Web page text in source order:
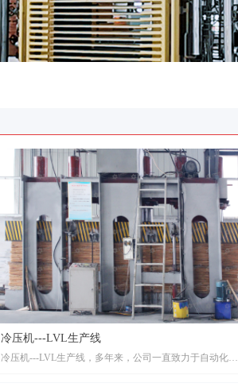
冷压机---LVL生产线
冷压机---LVL生产线，多年来，公司一直致力于自动化生